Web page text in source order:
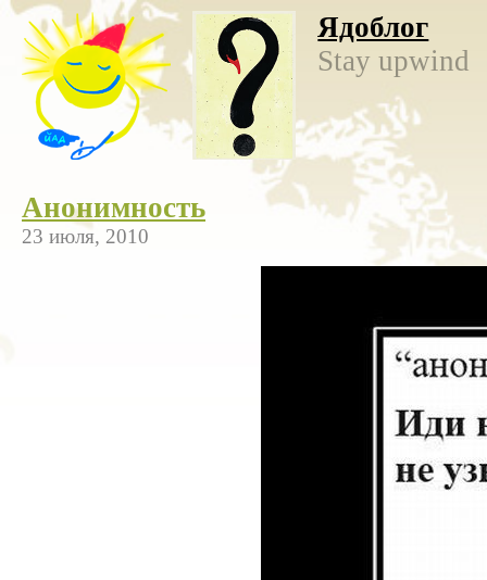
Ядоблог
Stay upwind
Анонимность
23 июля, 2010